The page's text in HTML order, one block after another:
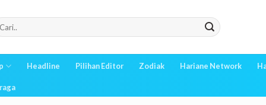
Headline Pilihan Editor Zodiak Hariane Network